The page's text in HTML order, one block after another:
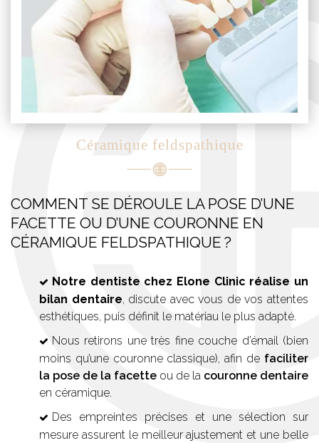
Céramique feldspathique
COMMENT SE DÉROULE LA POSE D’UNE
FACETTE OU D’UNE COURONNE EN
CÉRAMIQUE FELDSPATHIQUE ?
Notre dentiste chez Elone Clinic réalise un
bilan dentaire, discute avec vous de vos attentes
esthétiques, puis définit le matériau le plus adapté.
Nous retirons une très fine couche d’émail (bien
moins qu’une couronne classique), afin de faciliter
la pose de la facette ou de la couronne dentaire
en céramique.
Des empreintes précises et une sélection sur
mesure assurent le meilleur ajustement et une belle